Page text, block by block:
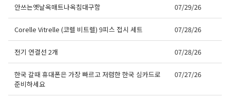
안쓰는옛날옥매트나옥침대구함 07/29/26
Corelle Vitrelle (코렐 비트렐) 9피스 접시 세트 07/28/26
전기 연결선 2개 07/28/26
한국 갈때 휴대폰은 가장 빠르고 저렴한 한국 심카드로
준비하세요
07/27/26